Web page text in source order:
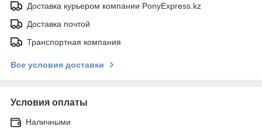
Доставка курьером компании PonyExpress.kz
Доставка почтой
Транспортная компания
Все условия доставки
Условия оплаты
Наличными